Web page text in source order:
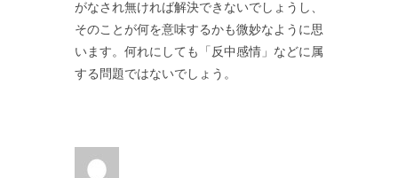
がなされ無ければ解決できないでしょうし、
そのことが何を意味するかも微妙なように思
います。何れにしても「反中感情」などに属
する問題ではないでしょう。